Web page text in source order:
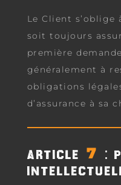
Le Client s’oblige
soit toujours
première
généralement à
obligations
d’assurance à sa
ARTICLE 7: